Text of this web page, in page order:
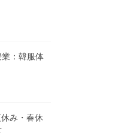
業：韓服体
休み・春休